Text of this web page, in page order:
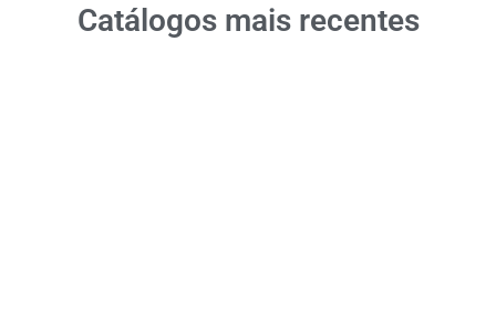
Catálogos mais recentes